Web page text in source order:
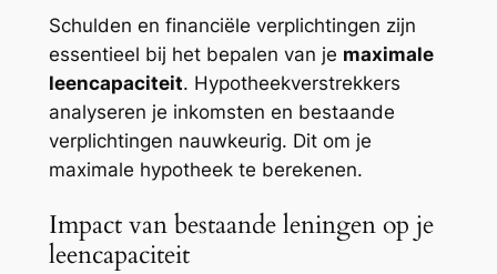
Schulden en financiële verplichtingen zijn
essentieel bij het bepalen van je maximale
leencapaciteit. Hypotheekverstrekkers
analyseren je inkomsten en bestaande
verplichtingen nauwkeurig. Dit om je
maximale hypotheek te berekenen.
Impact van bestaande leningen op je
leencapaciteit